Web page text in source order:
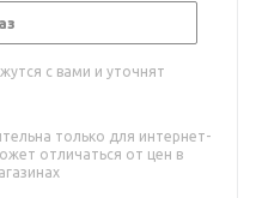
с вами и уточнят
только для интернет-
отличаться от цен в